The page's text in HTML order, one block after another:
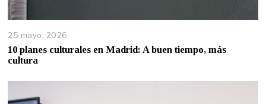
25 mayo, 2026
10 planes culturales en Madrid: A buen tiempo, más
cultura